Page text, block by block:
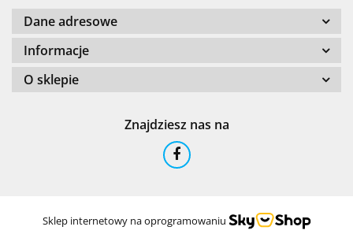
Ceramfix
Dane adresowe
Informacje
O sklepie
Znajdziesz nas na
Sklep internetowy na oprogramowaniu